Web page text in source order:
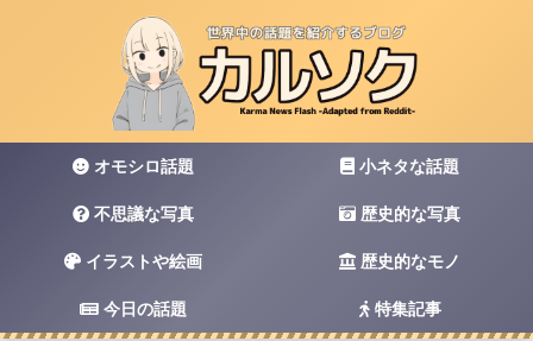
オモシロ話題 小ネタな話題
不思議な写真 歴史的な写真
イラストや絵画 歴史的なモノ
今日の話題 特集記事